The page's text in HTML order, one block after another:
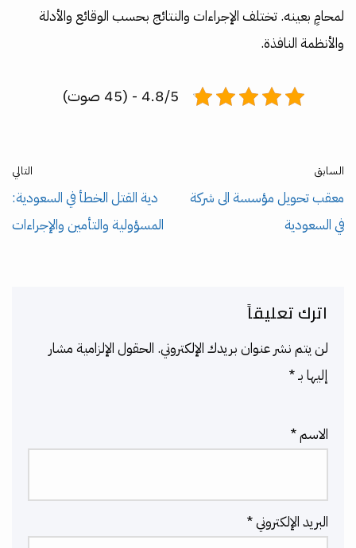
لمحامٍ بعينه. تختلف الإجراءات والنتائج بحسب الوقائع والأدلة
والأنظمة النافذة.
4.8/5 - (45 صوت)
السابق
معقب تحويل مؤسسة الى شركة
في السعودية
التالي
دية القتل الخطأ في السعودية:
المسؤولية والتأمين والإجراءات
اترك تعليقاً
لن يتم نشر عنوان بريدك الإلكتروني. الحقول الإلزامية مشار
إليها بـ*
الاسم*
البريد الإلكتروني*